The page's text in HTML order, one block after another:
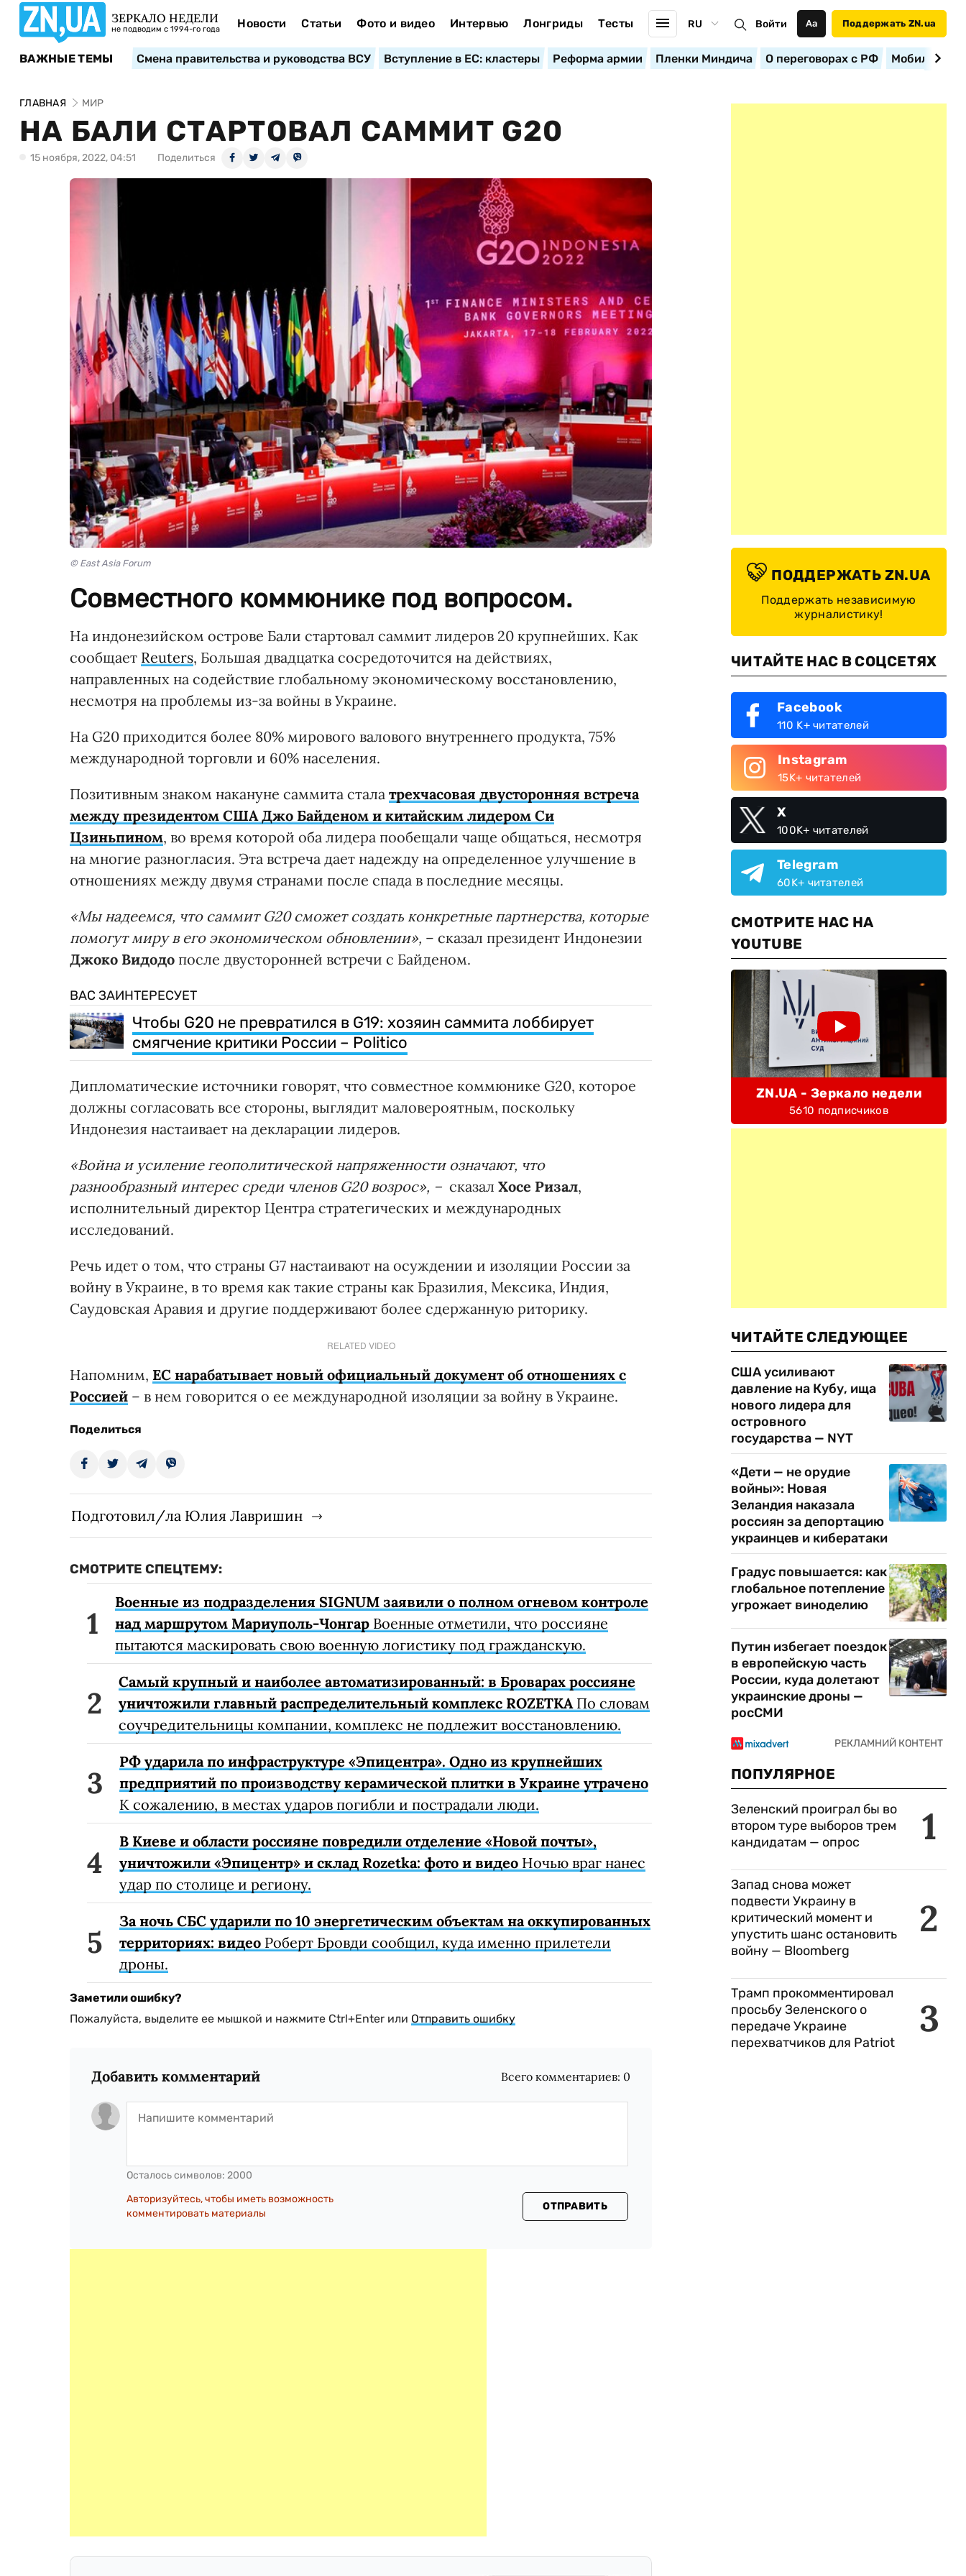
ЗЕРКАЛО НЕДЕЛИ
не подводим с 1994-го года Новости Статьи Фото и видео Интервью Лонгриды Тесты RU Войти Аа Поддержать ZN.ua
ВАЖНЫЕ ТЕМЫ Смена правительства и руководства ВСУ Вступление в ЕС: кластеры Реформа армии Пленки Миндича О переговорах с РФ
ГЛАВНАЯ МИР
НА БАЛИ СТАРТОВАЛ САММИТ G20
15 ноября, 2022, 04:51 Поделиться
© East Asia Forum
Совместного коммюнике под вопросом.
На индонезийском острове Бали стартовал саммит лидеров 20 крупнейших. Как
сообщает Reuters, Большая двадцатка сосредоточится на действиях,
направленных на содействие глобальному экономическому восстановлению,
несмотря на проблемы из-за войны в Украине.
На G20 приходится более 80% мирового валового внутреннего продукта, 75%
международной торговли и 60% населения.
Позитивным знаком накануне саммита стала трехчасовая двусторонняя встреча
между президентом США Джо Байденом и китайским лидером Си
Цзиньпином, во время которой оба лидера пообещали чаще общаться, несмотря
на многие разногласия. Эта встреча дает надежду на определенное улучшение в
отношениях между двумя странами после спада в последние месяцы.
«Мы надеемся, что саммит G20 сможет создать конкретные партнерства, которые
помогут миру в его экономическом обновлении», – сказал президент Индонезии
Джоко Видодо после двусторонней встречи с Байденом.
ВАС ЗАИНТЕРЕСУЕТ
Чтобы G20 не превратился в G19: хозяин саммита лоббирует
смягчение критики России – Politico
Дипломатические источники говорят, что совместное коммюнике G20, которое
должны согласовать все стороны, выглядит маловероятным, поскольку
Индонезия настаивает на декларации лидеров.
«Война и усиление геополитической напряженности означают, что
разнообразный интерес среди членов G20 возрос», – сказал Хосе Ризал,
исполнительный директор Центра стратегических и международных
исследований.
Речь идет о том, что страны G7 настаивают на осуждении и изоляции России за
войну в Украине, в то время как такие страны как Бразилия, Мексика, Индия,
Саудовская Аравия и другие поддерживают более сдержанную риторику.
RELATED VIDEO
Напомним, ЕС нарабатывает новый официальный документ об отношениях с
Россией – в нем говорится о ее международной изоляции за войну в Украине.
Поделиться
Подготовил/ла Юлия Лавришин
СМОТРИТЕ СПЕЦТЕМУ:
Военные из подразделения SIGNUM заявили о полном огневом контроле
над маршрутом Мариуполь-Чонгар Военные отметили, что россияне
пытаются маскировать свою военную логистику под гражданскую.
Самый крупный и наиболее автоматизированный: в Броварах россияне
уничтожили главный распределительный комплекс ROZETKAПо словам
соучредительницы компании, комплекс не подлежит восстановлению.
РФ ударила по инфраструктуре «Эпицентра». Одно из крупнейших
предприятий по производству керамической плитки в Украине утрачено
К сожалению, в местах ударов погибли и пострадали люди.
В Киеве и области россияне повредили отделение «Новой почты»,
уничтожили «Эпицентр» и склад Rozetka: фото и видео Ночью враг нанес
удар по столице и региону.
За ночь СБС ударили по 10 энергетическим объектам на оккупированных
территориях: видео Роберт Бровди сообщил, куда именно прилетели
дроны.
Заметили ошибку?
Пожалуйста, выделите ее мышкой и нажмите Ctrl+Enter или Отправить ошибку
Добавить комментарий Всего комментариев: 0
Осталось символов: 2000
Авторизуйтесь, чтобы иметь возможность
комментировать материалы
ОТПРАВИТЬ
ПОДДЕРЖАТЬ ZN.UA
Поддержать независимую
журналистику!
ЧИТАЙТЕ НАС В СОЦСЕТЯХ
Facebook
110 K+ читателей
Instagram
15K+ читателей
X
100K+ читателей
Telegram
60K+ читателей
СМОТРИТЕ НАС НА
YOUTUBE
ZN.UA - Зеркало недели
5610 подписчиков
ЧИТАЙТЕ СЛЕДУЮЩЕЕ
США усиливают
давление на Кубу, ища
нового лидера для
островного
государства — NYT
«Дети — не орудие
войны»: Новая
Зеландия наказала
россиян за депортацию
украинцев и кибератаки
Градус повышается: как
глобальное потепление
угрожает виноделию
Путин избегает поездок
в европейскую часть
России, куда долетают
украинские дроны —
росСМИ
ПОПУЛЯРНОЕ
1
Зеленский проиграл бы во
втором туре выборов трем
кандидатам — опрос
2
Запад снова может
подвести Украину в
критический момент и
упустить шанс остановить
войну — Bloomberg
3
Трамп прокомментировал
просьбу Зеленского о
передаче Украине
перехватчиков для Patriot